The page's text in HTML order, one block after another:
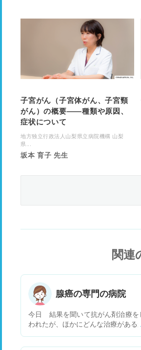
子宮がん（子宮体がん、子宮頸
がん）の概要——種類や原因、
症状について
地方独立行政法人山梨県立病院機構 山梨
県...
坂本 育子 先生
関連
腺癌の専門の病院
今日 結果を聞いて抗がん剤治療を
われたが、ほかにどんな治療がある